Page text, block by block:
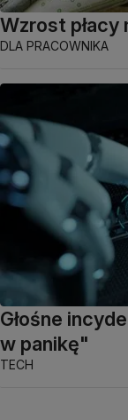
Wzrost płacy
DLA PRACOWNIKA
Głośne
w panikę"
TECH